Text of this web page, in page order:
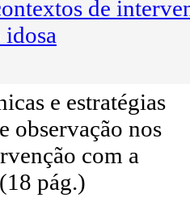
de
idosa
e estratégias
observação nos
com a
pág.)